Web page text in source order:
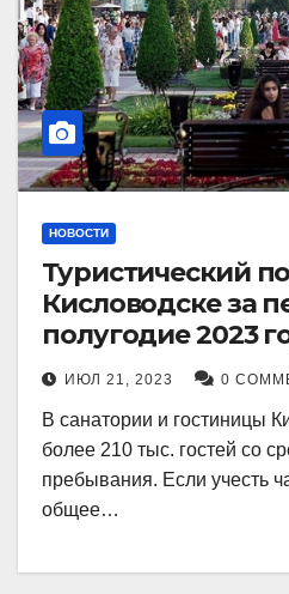
НОВОСТИ
Туристический
Кисловодске за
полугодие 2023
рекордный рост в
ИЮЛ 21, 2023 0
В санатории и гостиницы
более 210 тыс. гостей со
пребывания. Если учесть
общее…